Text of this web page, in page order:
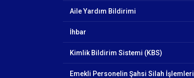
Aile Yardım Bildirimi
İhbar
Kimlik Bildirim Sistemi (KBS)
Emekli Personelin Şahsi Silah İşlemleri